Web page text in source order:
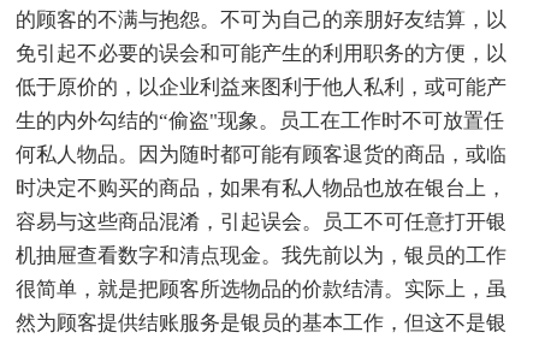
的顾客的不满与抱怨。不可为自己的亲朋好友结算，以
免引起不必要的误会和可能产生的利用职务的方便，以
低于原价的，以企业利益来图利于他人私利，或可能产
生的内外勾结的“偷盗"现象。员工在工作时不可放置任
何私人物品。因为随时都可能有顾客退货的商品，或临
时决定不购买的商品，如果有私人物品也放在银台上，
容易与这些商品混淆，引起误会。员工不可任意打开银
机抽屉查看数字和清点现金。我先前以为，银员的工作
很简单，就是把顾客所选物品的价款结清。实际上，虽
然为顾客提供结账服务是银员的基本工作，但这不是银